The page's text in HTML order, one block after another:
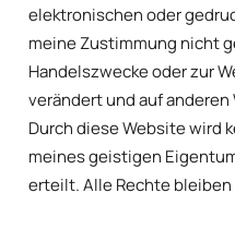
elektronischen oder
meine Zustimmung nicht
Handelszwecke oder zur
verändert und auf
Durch diese Website wird
meines geistigen
erteilt. Alle Rechte